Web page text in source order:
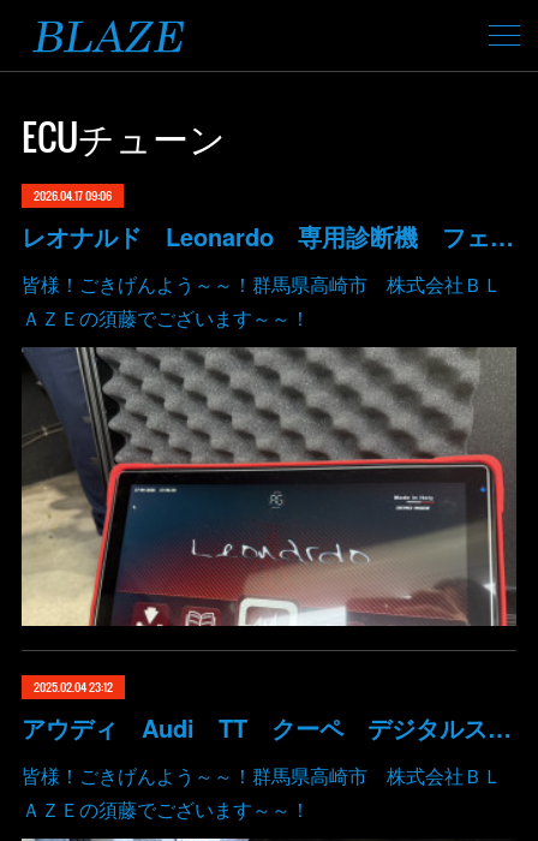
ECUチューン
2026.04.17 09:06
レオナルド Leonardo 専用診断機 フェラーリ ランボルギーニ マクラーレン ロールスロイス アストンマーチン ベントレー マセラッティ 関東 北関東 群馬 高崎
皆様！ごきげんよう～～！群馬県高崎市 株式会社ＢＬ
ＡＺＥの須藤でございます～～！
2025.02.04 23:12
アウディ Audi TT クーペ デジタルスピード ECU TCU チューニング 群馬 高崎
皆様！ごきげんよう～～！群馬県高崎市 株式会社ＢＬ
ＡＺＥの須藤でございます～～！